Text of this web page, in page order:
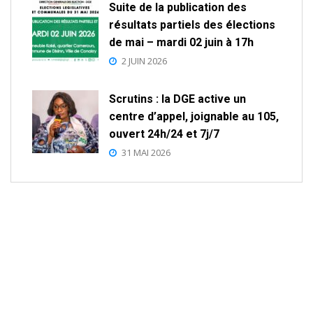
Suite de la publication des
résultats partiels des élections
de mai – mardi 02 juin à 17h
2 JUIN 2026
Scrutins : la DGE active un
centre d’appel, joignable au 105,
ouvert 24h/24 et 7j/7
31 MAI 2026